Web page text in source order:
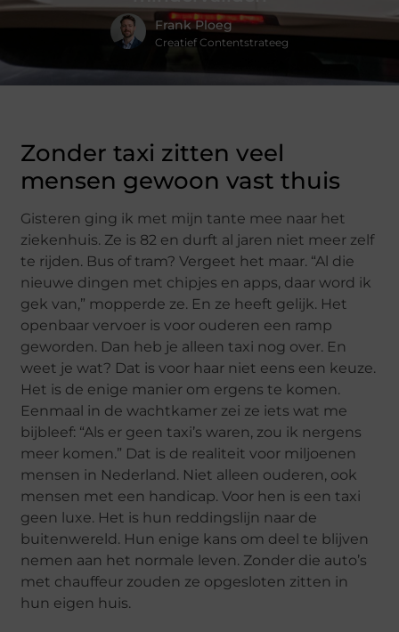
Frank Ploeg
Creatief Contentstrateeg
Zonder taxi zitten veel
mensen gewoon vast thuis
Gisteren ging ik met mijn tante mee naar het
ziekenhuis. Ze is 82 en durft al jaren niet meer zelf
te rijden. Bus of tram? Vergeet het maar. “Al die
nieuwe dingen met chipjes en apps, daar word ik
gek van,” mopperde ze. En ze heeft gelijk. Het
openbaar vervoer is voor ouderen een ramp
geworden. Dan heb je alleen taxi nog over. En
weet je wat? Dat is voor haar niet eens een keuze.
Het is de enige manier om ergens te komen.
Eenmaal in de wachtkamer zei ze iets wat me
bijbleef: “Als er geen taxi’s waren, zou ik nergens
meer komen.” Dat is de realiteit voor miljoenen
mensen in Nederland. Niet alleen ouderen, ook
mensen met een handicap. Voor hen is een taxi
geen luxe. Het is hun reddingslijn naar de
buitenwereld. Hun enige kans om deel te blijven
nemen aan het normale leven. Zonder die auto’s
met chauffeur zouden ze opgesloten zitten in
hun eigen huis.